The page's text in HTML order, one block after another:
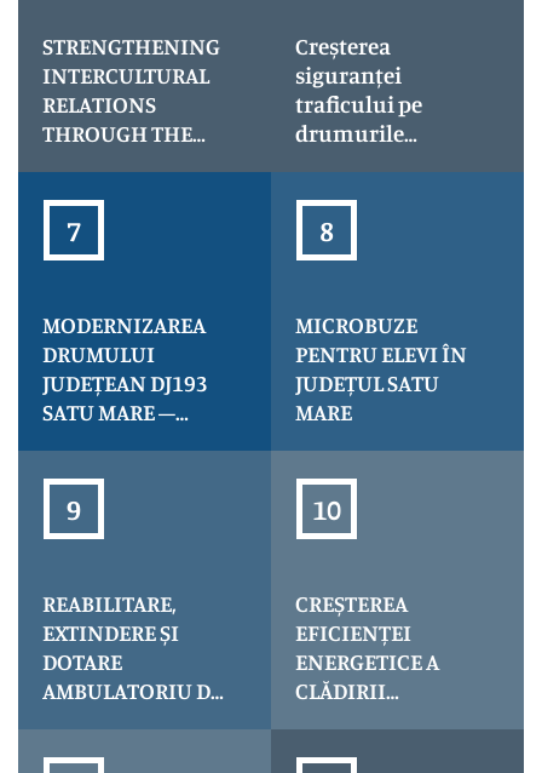
Climate Synergy
STRENGTHENING
INTERCULTURAL
RELATIONS
THROUGH THE
INSTITUTIONS IN
SATU MARE
SZATMÁR-BEREG
COUNTY –
CultuRO-HUb
Creșterea
siguranței
traficului pe
drumurile
– iluminarea
trecerilor de
MODERNIZAREA
DRUMULUI
JUDEȚEAN DJ193
SATU MARE –
MARAMUREȘ, KM
1+300 – 41+300
MICROBUZE
PENTRU ELEVI ÎN
JUDEȚUL SATU
MARE
REABILITARE,
EXTINDERE ȘI
DOTARE
AMBULATORIU DE
CREȘTEREA
EFICIENȚEI
ENERGETICE A
CLĂDIRII